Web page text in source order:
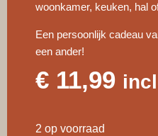
woonkamer, keuken, hal
Een persoonlijk cadeau
een ander!
€ 11,99
2 op voorraad